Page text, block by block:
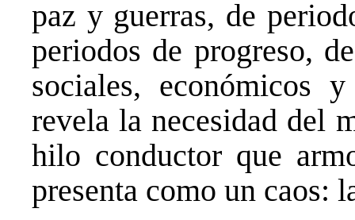
paz y guerras, de
periodos de progreso,
sociales, económicos
revela la necesidad del
hilo conductor que
presenta como un caos: